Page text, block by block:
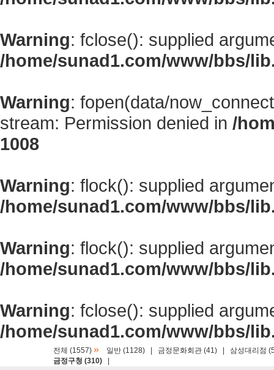
Warning: fclose(): supplied
/home/sunad1.com/www/bbs/
Warning: fopen(data/
stream: Permission denied in /
1008
Warning: flock(): supplied
/home/sunad1.com/www/bbs/
Warning: flock(): supplied
/home/sunad1.com/www/bbs/
Warning: fclose(): supplied
/home/sunad1.com/www/bbs/
전체 (1557) » 일반 (1128) 금정문화회관 (41)
삼성대리점
금정구청 (310)